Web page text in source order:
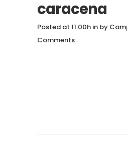
caracena
Posted at 11:00h in by
Comments